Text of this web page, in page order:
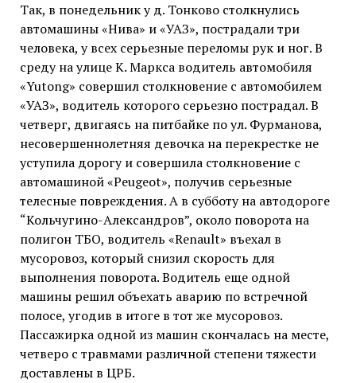
Так, в понедельник у д. Тонково столкнулись
автомашины «Нива» и «УАЗ», пострадали три
человека, у всех серьезные переломы рук и ног. В
среду на улице К. Маркса водитель автомобиля
«Yutong» совершил столкновение с автомобилем
«УАЗ», водитель которого серьезно пострадал. В
четверг, двигаясь на питбайке по ул. Фурманова,
несовершеннолетняя девочка на перекрестке не
уступила дорогу и совершила столкновение с
автомашиной «Peugeot», получив серьезные
телесные повреждения. А в субботу на автодороге
“Кольчугино-Александров”, около поворота на
полигон ТБО, водитель «Renault» въехал в
мусоровоз, который снизил скорость для
выполнения поворота. Водитель еще одной
машины решил объехать аварию по встречной
полосе, угодив в итоге в тот же мусоровоз.
Пассажирка одной из машин скончалась на месте,
четверо с травмами различной степени тяжести
доставлены в ЦРБ.